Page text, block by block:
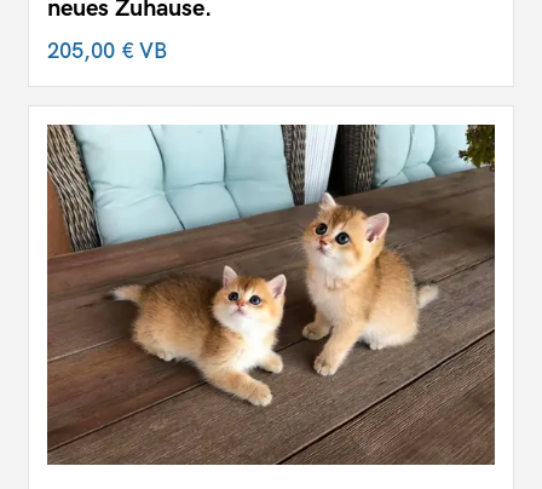
neues Zuhause.
205,00 €VB